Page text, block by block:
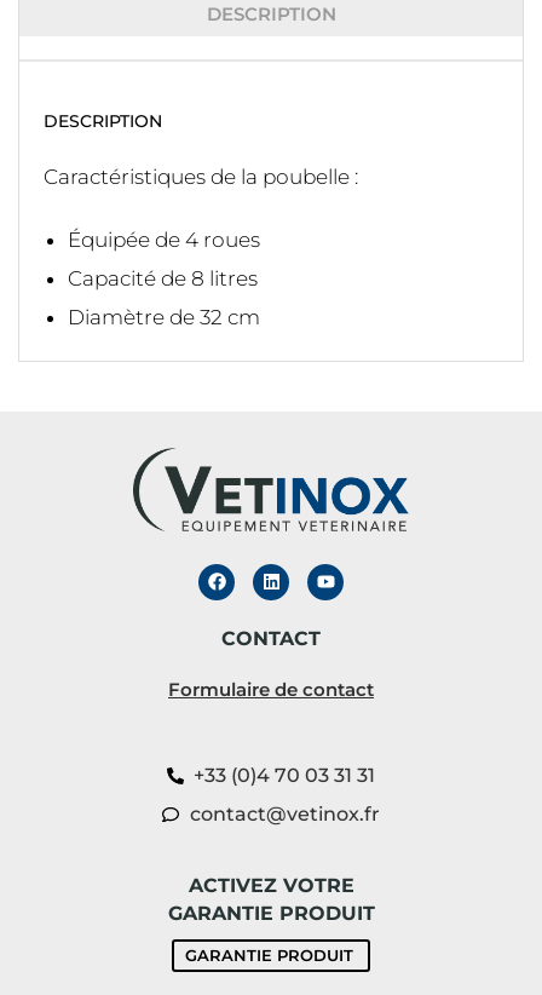
DESCRIPTION
DESCRIPTION
Caractéristiques de la poubelle :
Équipée de 4 roues
Capacité de 8 litres
Diamètre de 32 cm
CONTACT
Formulaire de contact
+33 (0)4 70 03 31 31
contact@vetinox.fr
ACTIVEZ VOTRE
GARANTIE PRODUIT
GARANTIE PRODUIT